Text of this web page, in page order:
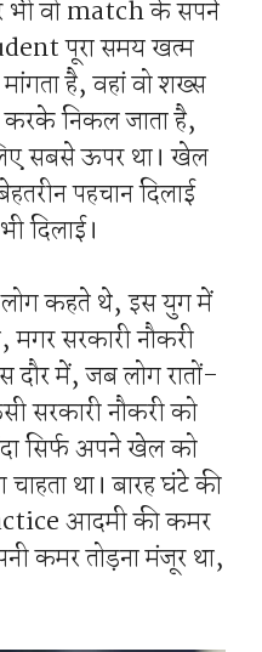
भी वो match के सपने
पूरा समय खत्म
है, वहां वो शख्स
निकल जाता है,
सबसे ऊपर था। खेल
पहचान दिलाई
दिलाई।
कहते थे, इस युग में
सरकारी नौकरी
में, जब लोग रातों-
सरकारी नौकरी को
सिर्फ अपने खेल को
था। बारह घंटे की
आदमी की कमर
कमर तोड़ना मंजूर था,